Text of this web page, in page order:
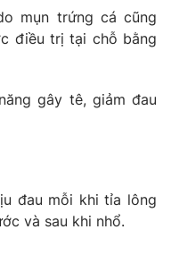
Nam
tử số 483/GP-BTTTT
Phạm Quốc Thắng,
mụn trứng cá cũng
điều trị tại chỗ bằng
gây tê, giảm đau
đau mỗi khi tỉa lông
và sau khi nhổ.